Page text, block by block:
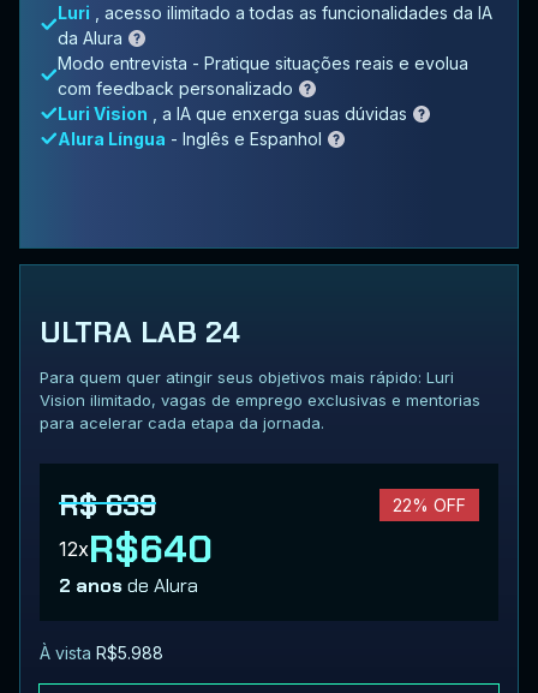
Luri
, acesso ilimitado a todas as funcionalidades da IA
da Alura
Modo entrevista - Pratique situações reais e evolua
com feedback personalizado
Luri Vision
, a IA que enxerga suas dúvidas
Alura Língua - Inglês e Espanhol
ULTRA LAB 24
Para quem quer atingir seus objetivos mais rápido: Luri
Vision ilimitado, vagas de emprego exclusivas e mentorias
para acelerar cada etapa da jornada.
R$ 639 22% OFF
12xR$640
2 anosde Alura
À vista R$5.988